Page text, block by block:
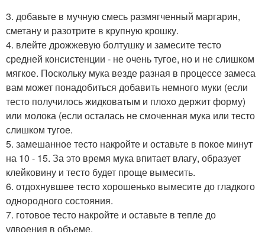
3. добавьте в мучную смесь размягченный маргарин,
сметану и разотрите в крупную крошку.
4. влейте дрожжевую болтушку и замесите тесто
средней консистенции - не очень тугое, но и не слишком
мягкое. Поскольку мука везде разная в процессе замеса
вам может понадобиться добавить немного муки (если
тесто получилось жидковатым и плохо держит форму)
или молока (если осталась не смоченная мука или тесто
слишком тугое.
5. замешанное тесто накройте и оставьте в покое минут
на 10 - 15. За это время мука впитает влагу, образует
клейковину и тесто будет проще вымесить.
6. отдохнувшее тесто хорошенько вымесите до гладкого
однородного состояния.
7. готовое тесто накройте и оставьте в тепле до
удвоения в объеме.